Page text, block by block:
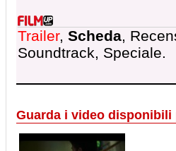
Trailer, Scheda,
Soundtrack, Speciale.
Guarda i video disponibili